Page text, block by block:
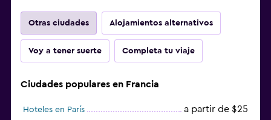
Otras ciudades Alojamientos alternativos
Voy a tener suerte Completa tu viaje
Ciudades populares en Francia
Hoteles en París a partir de $25